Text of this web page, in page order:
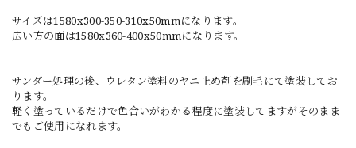
サイズは1580x300-350-310x50mmになります。
広い方の面は1580x360-400x50mmになります。
サンダー処理の後、ウレタン塗料のヤニ止め剤を刷毛にて塗装してお
ります。
軽く塗っているだけで色合いがわかる程度に塗装してますがそのまま
でもご使用になれます。